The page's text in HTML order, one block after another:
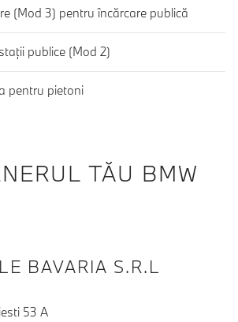
(Mod 3) pentru încărcare publică
publice (Mod 2)
pentru pietoni
TĂU BMW
BAVARIA S.R.L
53 A